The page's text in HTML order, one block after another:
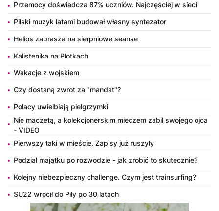
Przemocy doświadcza 87% uczniów. Najczęściej w sieci
Pilski muzyk latami budował własny syntezator
Helios zaprasza na sierpniowe seanse
Kalistenika na Płotkach
Wakacje z wojskiem
Czy dostaną zwrot za "mandat"?
Polacy uwielbiają pielgrzymki
Nie maczetą, a kolekcjonerskim mieczem zabił swojego ojca
- VIDEO
Pierwszy taki w mieście. Zapisy już ruszyły
Podział majątku po rozwodzie - jak zrobić to skutecznie?
Kolejny niebezpieczny challenge. Czym jest trainsurfing?
SU22 wrócił do Piły po 30 latach